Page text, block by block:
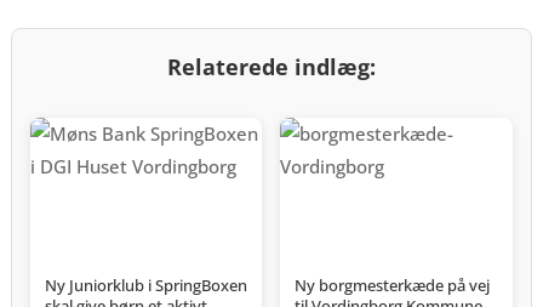
Relaterede indlæg:
Ny Juniorklub i SpringBoxen
Ny borgmesterkæde på vej